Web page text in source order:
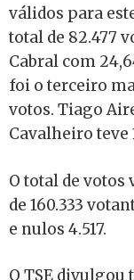
válidos para
total de 82.477
Cabral com
foi o terceiro
votos. Tiago
Cavalheiro teve
O total de votos
de 160.333
e nulos 4.517.
O TSE divulgou